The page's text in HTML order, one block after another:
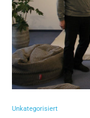
Unkategorisiert